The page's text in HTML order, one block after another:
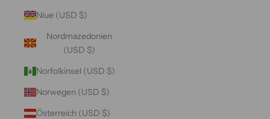
Niue (USD $)
Nordmazedonien
(USD $)
Norfolkinsel (USD $)
Norwegen (USD $)
Österreich (USD $)